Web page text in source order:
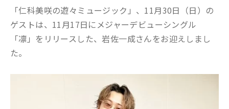
「仁科美咲の遊々ミュージック」、11月30日（日）の
ゲストは、11月17日にメジャーデビューシングル
「凛」をリリースした、岩佐一成さんをお迎えしまし
た。